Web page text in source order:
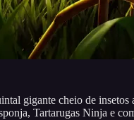
gigante cheio de insetos
Tartarugas Ninja e